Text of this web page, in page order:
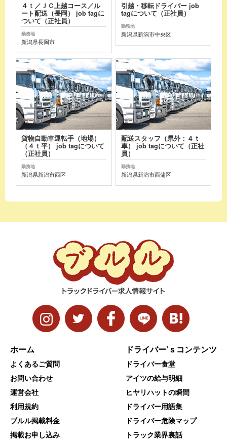
４ｔ／ＪＣ上越コース／ル
ート配送（長岡） job tagに
ついて（正社員）
勤務地
新潟県長岡市
引越・移転ドライバー job
tagについて（正社員）
勤務地
新潟県新潟市中央区
貨物自動車運転手（地場）
（４ｔ平） job tagについて
（正社員）
勤務地
新潟県新潟市西区
配送スタッフ（県外：４ｔ
車） job tagについて（正社
員）
勤務地
新潟県新潟市西蒲区
ホーム
よくあるご質問
お問い合わせ
運営会社
利用規約
ブルル掲載料金
掲載お申し込み
ドライバー’ｓコンテンツ
ドライバー食堂
アイツの給与明細
ヒヤリハットの瞬間
ドライバー用語集
ドライバー危険マップ
トラック業界裏話